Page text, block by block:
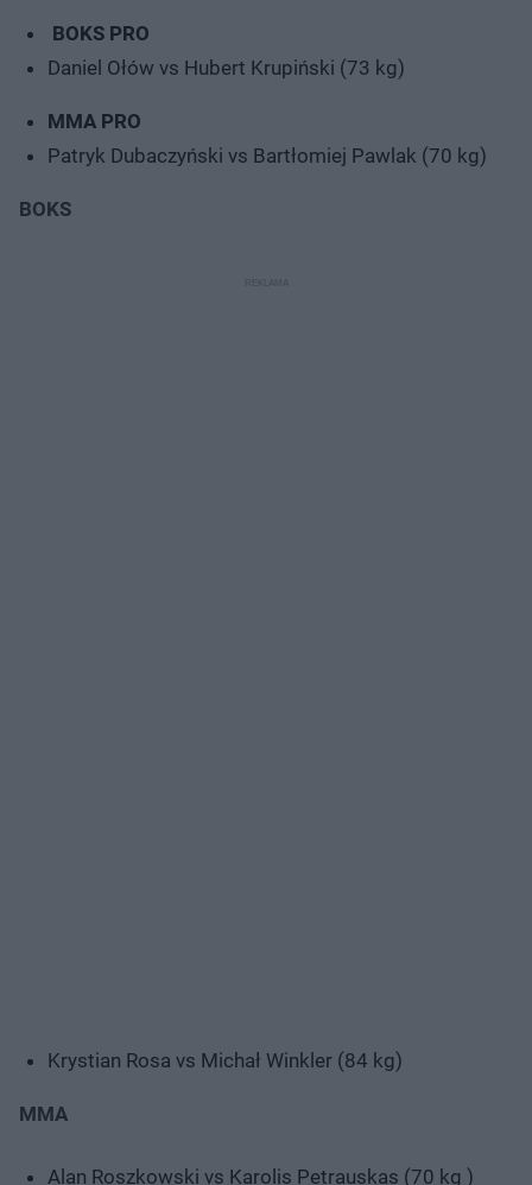
BOKS PRO
Daniel Ołów vs Hubert Krupiński (73 kg)
MMA PRO
Patryk Dubaczyński vs Bartłomiej Pawlak (70 kg)
BOKS
Krystian Rosa vs Michał Winkler (84 kg)
MMA
Alan Roszkowski vs Karolis Petrauskas (70 kg )